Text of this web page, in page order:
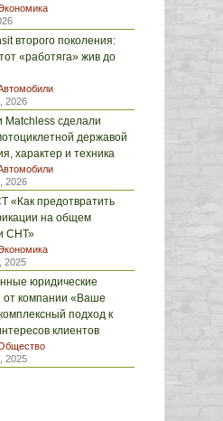
второго поколения:
«работяга» жив до
2026
Matchless сделали
державой
характер и техника
2026
«Как предотвратить
на общем
СНТ»
2025
юридические
компании «Ваше
подход к
клиентов
2025